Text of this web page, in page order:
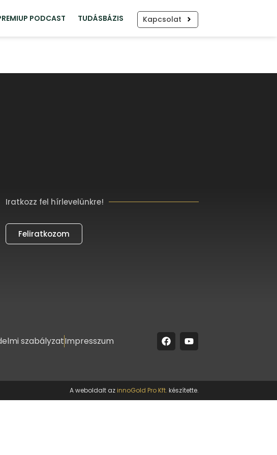
PODCAST TUDÁSBÁZIS Kapcsolat
Iratkozz fel hírlevelünkre!
Feliratkozom
szabályzatImpresszum
A weboldalt az innoGold Pro Kft. készítette.